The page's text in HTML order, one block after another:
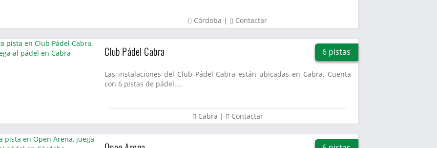
Córdoba | Contactar
Club Pádel Cabra 6 pistas
Las instalaciones del Club Pádel Cabra están ubicadas en Cabra. Cuenta
con 6 pistas de pádel....
Cabra | Contactar